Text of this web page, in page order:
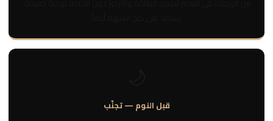
قبل النوم — تجنّب